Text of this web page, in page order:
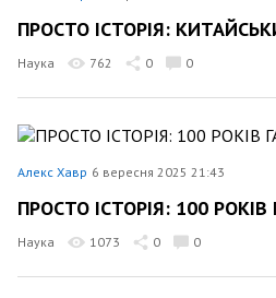
ПРОСТО ІСТОРІЯ:
Наука 762 0 0
Алекс Хавр 6 вересня 2025 21:43
ПРОСТО ІСТОРІЯ: 100 РОКІВ
Наука 1073 0 0